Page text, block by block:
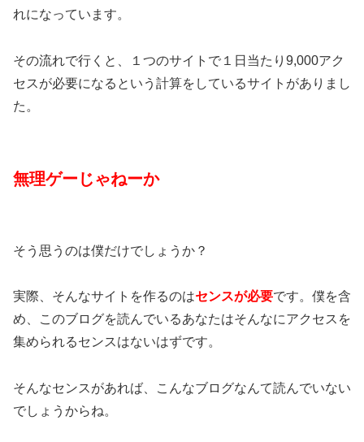
れになっています。
その流れで行くと、１つのサイトで１日当たり9,000アク
セスが必要になるという計算をしているサイトがありまし
た。
無理ゲーじゃねーか
そう思うのは僕だけでしょうか？
実際、そんなサイトを作るのはセンスが必要です。僕を含
め、このブログを読んでいるあなたはそんなにアクセスを
集められるセンスはないはずです。
そんなセンスがあれば、こんなブログなんて読んでいない
でしょうからね。